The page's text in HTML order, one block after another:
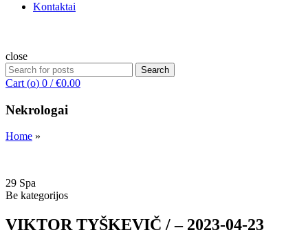
Kontaktai
close
Search
for:
Search
Cart (o) 0 / €0.00
Nekrologai
Home »
29 Spa
Be kategorijos
VIKTOR TYŠKEVIČ / – 2023-04-23